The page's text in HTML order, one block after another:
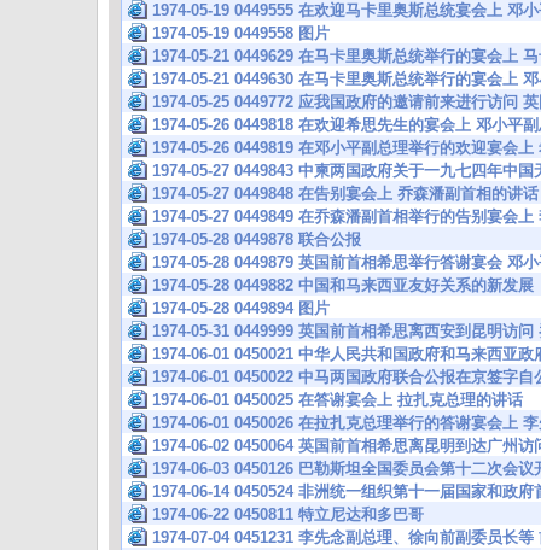
1974-05-19 0449555 在欢迎马卡里奥斯总统宴会上 邓
1974-05-19 0449558 图片
1974-05-21 0449629 在马卡里奥斯总统举行的宴会上
1974-05-21 0449630 在马卡里奥斯总统举行的宴会上
1974-05-25 0449772 应我国政府的邀请前来进行访问
1974-05-26 0449818 在欢迎希思先生的宴会上 邓小平
1974-05-26 0449819 在邓小平副总理举行的欢迎宴会上
1974-05-27 0449843 中柬两国政府关于一九七四年中
1974-05-27 0449848 在告别宴会上 乔森潘副首相的讲话
1974-05-27 0449849 在乔森潘副首相举行的告别宴会
1974-05-28 0449878 联合公报
1974-05-28 0449879 英国前首相希思举行答谢宴会 邓
1974-05-28 0449882 中国和马来西亚友好关系的新发展
1974-05-28 0449894 图片
1974-05-31 0449999 英国前首相希思离西安到昆明访
1974-06-01 0450021 中华人民共和国政府和马来西亚政
1974-06-01 0450022 中马两国政府联合公报在京签字
1974-06-01 0450025 在答谢宴会上 拉扎克总理的讲话
1974-06-01 0450026 在拉扎克总理举行的答谢宴会上
1974-06-02 0450064 英国前首相希思离昆明到达广州访
1974-06-03 0450126 巴勒斯坦全国委员会第十二次会议
1974-06-14 0450524 非洲统一组织第十一届国家和政
1974-06-22 0450811 特立尼达和多巴哥
1974-07-04 0451231 李先念副总理、徐向前副委员长